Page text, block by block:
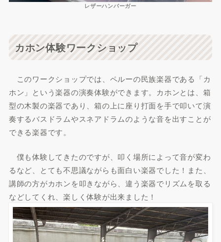
レザーハンバーガー
カホン体験ワークショップ
このワークショップでは、ペルーの民族楽器である「カ
ホン」という楽器の演奏体験ができます。カホンとは、箱
型の木製の楽器であり、箱の上に座り打面を手で叩いて演
奏するバスドラムやスネアドラムのような音を出すことが
できる楽器です。
僕も体験してきたのですが、叩く場所によって音が変わ
るなど、とても不思議ながらも面白い楽器でした！また、
講師の方がカホンを叩きながら、違う楽器でリズムを取る
などしてくれ、楽しく体験が出来ました！